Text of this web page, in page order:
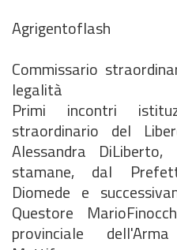
Agrigentoflash
Commissario
legalità
Primi incontri
straordinario del
Alessandra
stamane, dal
Diomede e
Questore
provinciale